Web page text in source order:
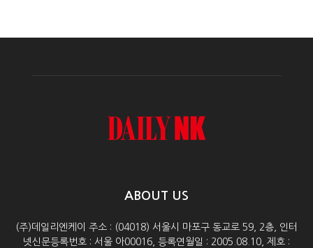
ABOUT US
(주)데일리엔케이 주소 : (04018) 서울시 마포구 동교로 59, 2층, 인터
넷신문등록번호 : 서울 아00016, 등록연월일 : 2005.08.10, 제호 :